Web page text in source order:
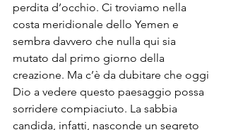
perdita d’occhio. Ci troviamo nella
costa meridionale dello Yemen e
sembra davvero che nulla qui sia
mutato dal primo giorno della
creazione. Ma c’è da dubitare che oggi
Dio a vedere questo paesaggio possa
sorridere compiaciuto. La sabbia
candida, infatti, nasconde un segreto